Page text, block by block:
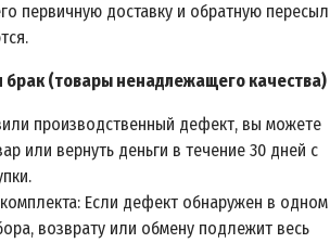
первичную доставку и обратную
брак (товары ненадлежащего качества)
производственный дефект, вы можете
или вернуть деньги в течение 30 дней с
Если дефект обнаружен в одном
возврату или обмену подлежит весь